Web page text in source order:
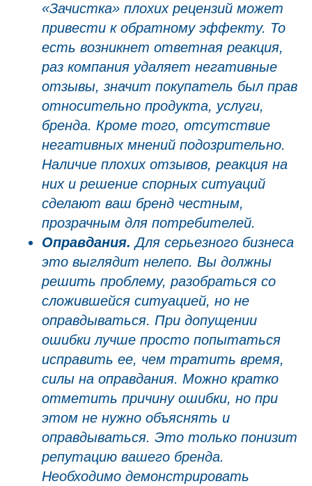
«Зачистка» плохих рецензий может
привести к обратному эффекту. То
есть возникнет ответная реакция,
раз компания удаляет негативные
отзывы, значит покупатель был прав
относительно продукта, услуги,
бренда. Кроме того, отсутствие
негативных мнений подозрительно.
Наличие плохих отзывов, реакция на
них и решение спорных ситуаций
сделают ваш бренд честным,
прозрачным для потребителей.
Оправдания. Для серьезного бизнеса
это выглядит нелепо. Вы должны
решить проблему, разобраться со
сложившейся ситуацией, но не
оправдываться. При допущении
ошибки лучше просто попытаться
исправить ее, чем тратить время,
силы на оправдания. Можно кратко
отметить причину ошибки, но при
этом не нужно объяснять и
оправдываться. Это только понизит
репутацию вашего бренда.
Необходимо демонстрировать